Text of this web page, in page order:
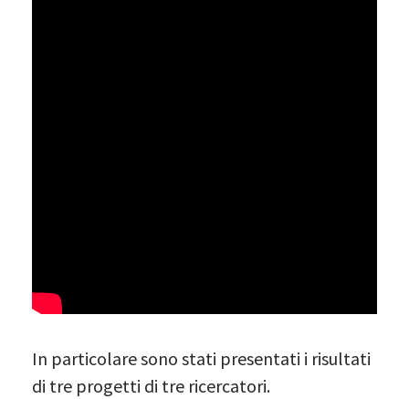
In particolare sono stati presentati i risultati
di tre progetti di tre ricercatori.